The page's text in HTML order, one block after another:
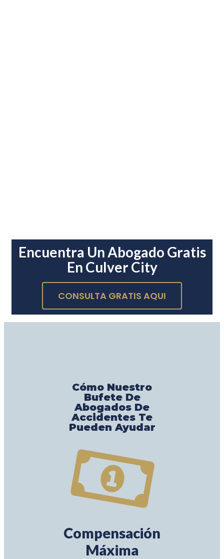
Encuentra Un Abogado Gratis
En Culver City
CONSULTA GRATIS AQUI
Cómo Nuestro
Bufete De
Abogados De
Accidentes Te
Pueden Ayudar
Compensación
Máxima